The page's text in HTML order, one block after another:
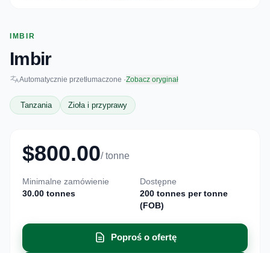
IMBIR
Imbir
Automatycznie przetłumaczone ·Zobacz oryginał
Tanzania Zioła i przyprawy
$800.00/ tonne
Minimalne zamówienie
30.00 tonnes
Dostępne
200 tonnes per tonne
(FOB)
Poproś o ofertę